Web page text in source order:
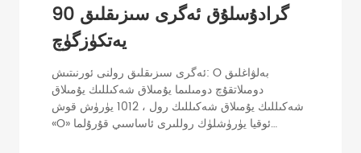
90 گرادۇسلۇق ئەگرى سىزىقلىق
يەتكۈزگۈچ
ئەگرى سىزىقلىق رولنى ئورنىتىش: O بەلۋاغلىق
دومىلاتقۇچ دومىلىما يۇمىلاق شەكىللىك يۇمىلاق
شەكىللىك يۇمىلاق شەكىللىك رول ، 1012 يۈرۈش قوش
«O» ئوقيا يۈرۈشلۈك روللىرى ئاساسىي قۇرۇلما